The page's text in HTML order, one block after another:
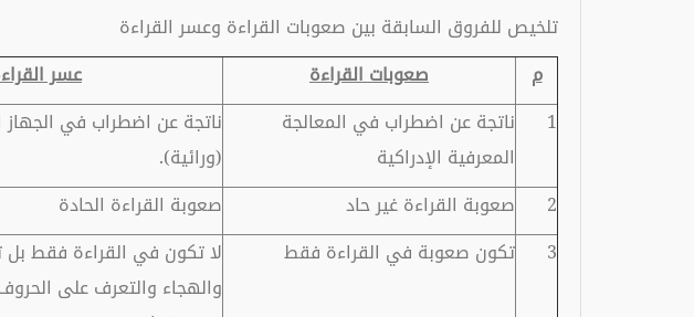
تلخيص للفروق السابقة بين صعوبات القراءة وعسر القراءة
م
صعوبات القراءة
عسر
1
ناتجة عن اضطراب في المعالجة
المعرفية الإدراكية
ناتجة عن اضطراب في
(ورائية).
2
صعوبة القراءة غير حاد
صعوبة القراءة الحادة
3
تكون صعوبة في القراءة فقط
لا تكون في القراءة فقط بل
والهجاء والتعرف على